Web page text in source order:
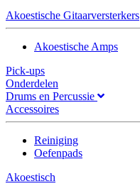
Akoestische Gitaarversterkers
Akoestische Amps
Pick-ups
Onderdelen
Drums en Percussie
Accessoires
Reiniging
Oefenpads
Akoestisch